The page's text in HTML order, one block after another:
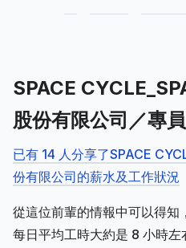
SPACE
股份有限公司／專
已有 14 人分享了SPACE
份有限公司的薪水及工作狀況
從這位前輩的情報中可以得知
每日平均工時大約是 8 小時